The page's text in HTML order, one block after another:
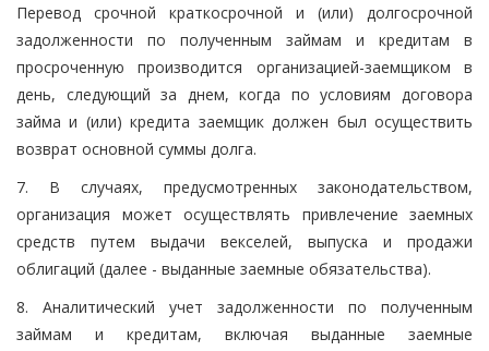
Перевод срочной краткосрочной и (или) долгосрочной
задолженности по полученным займам и кредитам в
просроченную производится организацией-заемщиком в
день, следующий за днем, когда по условиям договора
займа и (или) кредита заемщик должен был осуществить
возврат основной суммы долга.
7. В случаях, предусмотренных законодательством,
организация может осуществлять привлечение заемных
средств путем выдачи векселей, выпуска и продажи
облигаций (далее - выданные заемные обязательства).
8. Аналитический учет задолженности по полученным
займам и кредитам, включая выданные заемные